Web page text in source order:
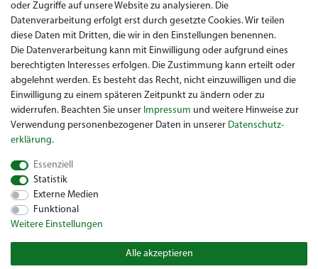
Widerrufsrecht
Garantie / Gewährleistung
Sie suchen ein gebrauchtes Golf Car? Maiers Golfcarts ist Ihr
österreichischer Golfcar Händler für Clubcar, Ezgo, Garia, Melex
und Yamaha! Maiers Golfcarts ist zudem Ihre Nummer 1
Golfcart-Werkstatt für Hartle Car, Tomberlin, Hyundai, HDK,
Lamborghini und Graf Carello Fahrzeuge. Wir freuen uns über
Ihren Besuch beim Spezialisten für Clubcar Golfmobil, Ezgo
Golfwagen, Melex Golfcaddy, Yamaha Golfcar, Hyundai Golf
oder Zugriffe auf unsere Website zu analysieren. Die
Datenverarbeitung erfolgt erst durch gesetzte Cookies. Wir teilen
diese Daten mit Dritten, die wir in den Einstellungen benennen.
Die Datenverarbeitung kann mit Einwilligung oder aufgrund eines
berechtigten Interesses erfolgen. Die Zustimmung kann erteilt oder
abgelehnt werden. Es besteht das Recht, nicht einzuwilligen und die
Einwilligung zu einem späteren Zeitpunkt zu ändern oder zu
widerrufen. Beachten Sie unser Impressum und weitere Hinweise zur
Verwendung personenbezogener Daten in unserer Daten­schutz­
erklärung.
Essenziell
Statistik
Externe Medien
Funktional
Weitere Einstellungen
Alle akzeptieren